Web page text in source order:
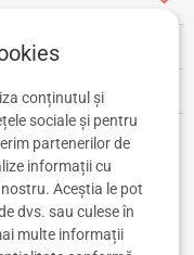
conținutul și
sociale și pentru
partenerilor de
informații cu
Aceștia le pot
dvs. sau culese în
multe informații